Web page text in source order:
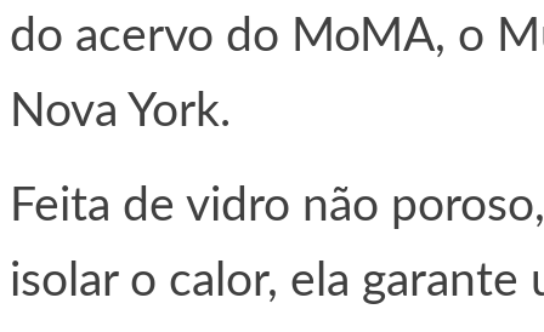
do acervo do MoMA, o
Nova York.
Feita de vidro não
isolar o calor, ela garante